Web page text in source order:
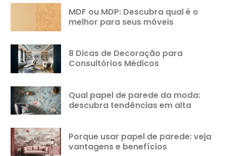
MDF ou MDP: Descubra qual é o
melhor para seus móveis
8 Dicas de Decoração para
Consultórios Médicos
Qual papel de parede da moda:
descubra tendências em alta
Porque usar papel de parede: veja
vantagens e benefícios